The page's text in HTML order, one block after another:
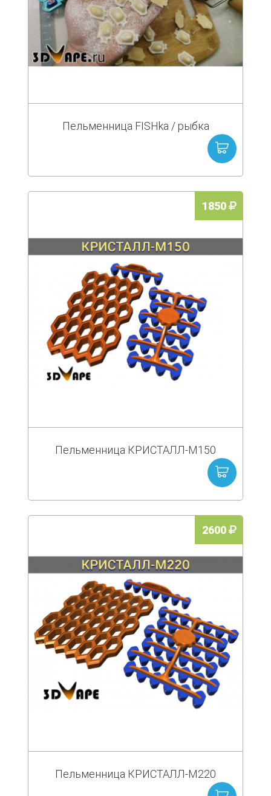
Пельменница FISHka / рыбка
1850
Пельменница КРИСТАЛЛ-М150
2600
Пельменница КРИСТАЛЛ-М220